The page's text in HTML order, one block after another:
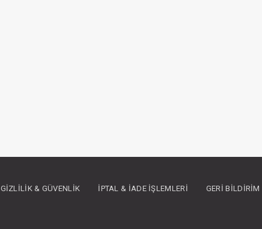
GIZLILIK & GÜVENLIK İPTAL & İADE İŞLEMLERI GERI BILDIRIM